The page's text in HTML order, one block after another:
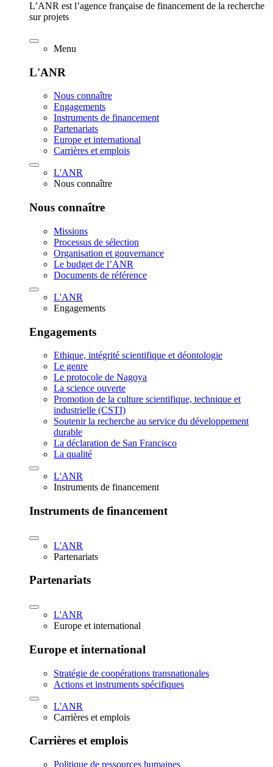
L’ANR est l’agence française de financement de la recherche
sur projets
Menu
L'ANR
Nous connaître
Engagements
Instruments de financement
Partenariats
Europe et international
Carrières et emplois
L'ANR
Nous connaître
Nous connaître
Missions
Processus de sélection
Organisation et gouvernance
Le budget de l’ANR
Documents de référence
L'ANR
Engagements
Engagements
Ethique, intégrité scientifique et déontologie
Le genre
Le protocole de Nagoya
La science ouverte
Promotion de la culture scientifique, technique et
industrielle (CSTI)
Soutenir la recherche au service du développement
durable
La déclaration de San Francisco
La qualité
L'ANR
Instruments de financement
Instruments de financement
L'ANR
Partenariats
Partenariats
L'ANR
Europe et international
Europe et international
Stratégie de coopérations transnationales
Actions et instruments spécifiques
L'ANR
Carrières et emplois
Carrières et emplois
Politique de ressources humaines